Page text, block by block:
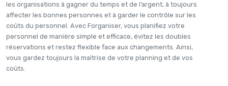
les organisations à gagner du temps et de l’argent, à toujours
affecter les bonnes personnes et à garder le contrôle sur les
coûts du personnel. Avec Forganiser, vous planifiez votre
personnel de manière simple et efficace, évitez les doubles
réservations et restez flexible face aux changements. Ainsi,
vous gardez toujours la maîtrise de votre planning et de vos
coûts.